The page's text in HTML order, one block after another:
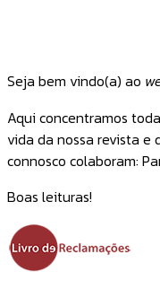
Seja bem vindo(a) ao
Aqui concentramos
vida da nossa revista e
connosco colaboram:
Boas leituras!